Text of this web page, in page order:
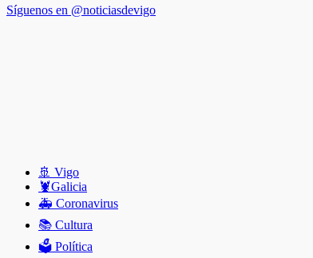
Síguenos en @noticiasdevigo
🚢 Vigo
🦞️Galicia
🚑 Coronavirus
📚 Cultura
🗳️ Política